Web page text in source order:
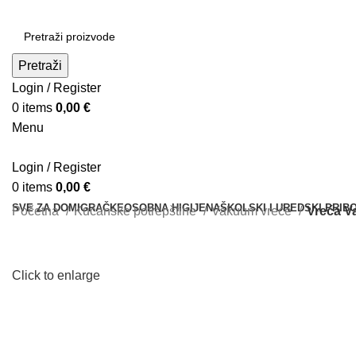
Pretraži
Login / Register
0 items 0,00 €
Menu
Login / Register
0 items 0,00 €
SVE ZA DOMIGRAČKEOSOBNA HIGIJENAŠKOLSKI I UREDSKI
Početna Kućanske potrepštine Vakuum vreće Vreća
Click to enlarge